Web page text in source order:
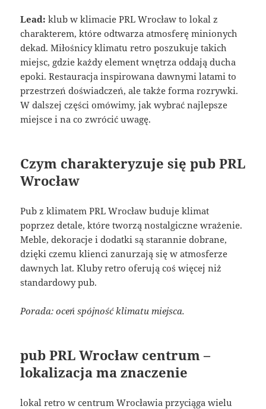
Lead: klub w klimacie PRL Wrocław to lokal z
charakterem, które odtwarza atmosferę minionych
dekad. Miłośnicy klimatu retro poszukuje takich
miejsc, gdzie każdy element wnętrza oddają ducha
epoki. Restauracja inspirowana dawnymi latami to
przestrzeń doświadczeń, ale także forma rozrywki.
W dalszej części omówimy, jak wybrać najlepsze
miejsce i na co zwrócić uwagę.
Czym charakteryzuje się pub PRL
Wrocław
Pub z klimatem PRL Wrocław buduje klimat
poprzez detale, które tworzą nostalgiczne wrażenie.
Meble, dekoracje i dodatki są starannie dobrane,
dzięki czemu klienci zanurzają się w atmosferze
dawnych lat. Kluby retro oferują coś więcej niż
standardowy pub.
Porada: oceń spójność klimatu miejsca.
pub PRL Wrocław centrum –
lokalizacja ma znaczenie
lokal retro w centrum Wrocławia przyciąga wielu